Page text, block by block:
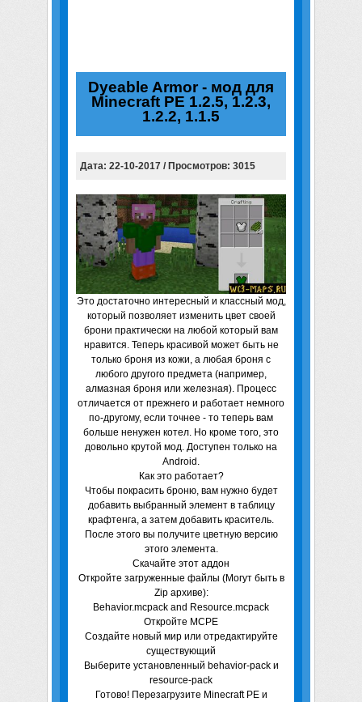
Dyeable Armor - мод для
Minecraft PE 1.2.5, 1.2.3,
1.2.2, 1.1.5
Дата: 22-10-2017 / Просмотров: 3015
Это достаточно интересный и классный мод,
который позволяет изменить цвет своей
брони практически на любой который вам
нравится. Теперь красивой может быть не
только броня из кожи, а любая броня с
любого другого предмета (например,
алмазная броня или железная). Процесс
отличается от прежнего и работает немного
по-другому, если точнее - то теперь вам
больше ненужен котел. Но кроме того, это
довольно крутой мод. Доступен только на
Android.
Как это работает?
Чтобы покрасить броню, вам нужно будет
добавить выбранный элемент в таблицу
крафтенга, а затем добавить краситель.
После этого вы получите цветную версию
этого элемента.
Скачайте этот аддон
Откройте загруженные файлы (Могут быть в
Zip архиве):
Behavior.mcpack and Resource.mcpack
Откройте MCPE
Создайте новый мир или отредактируйте
существующий
Выберите установленный behavior-pack и
resource-pack
Готово! Перезагрузите Minecraft PE и